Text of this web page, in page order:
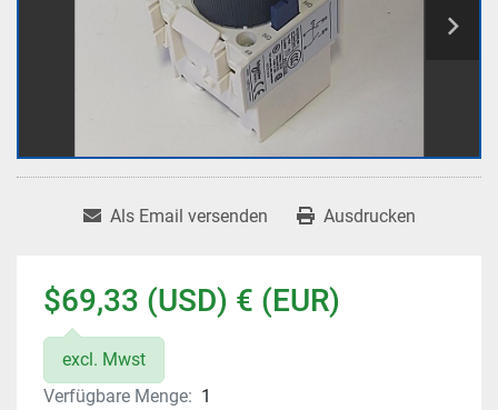
Als Email versenden Ausdrucken
$69,33 (USD) € (EUR)
excl. Mwst
Verfügbare Menge: 1